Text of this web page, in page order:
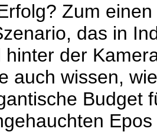
Zum
das in
hinter der
auch wissen,
Budget